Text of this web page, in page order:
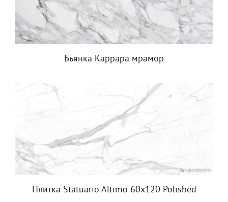
Бьянка Каррара мрамор
Плитка Statuario Altimo 60x120 Polished